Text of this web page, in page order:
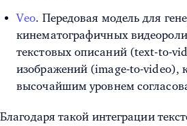
Veo. Передовая модель для
кинематографичных
текстовых описаний (text-to-
изображений (image-to-video),
высочайшим уровнем
Благодаря такой интеграции